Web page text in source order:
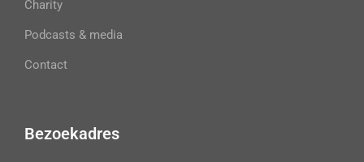
Charity
Podcasts & media
Contact
Bezoekadres